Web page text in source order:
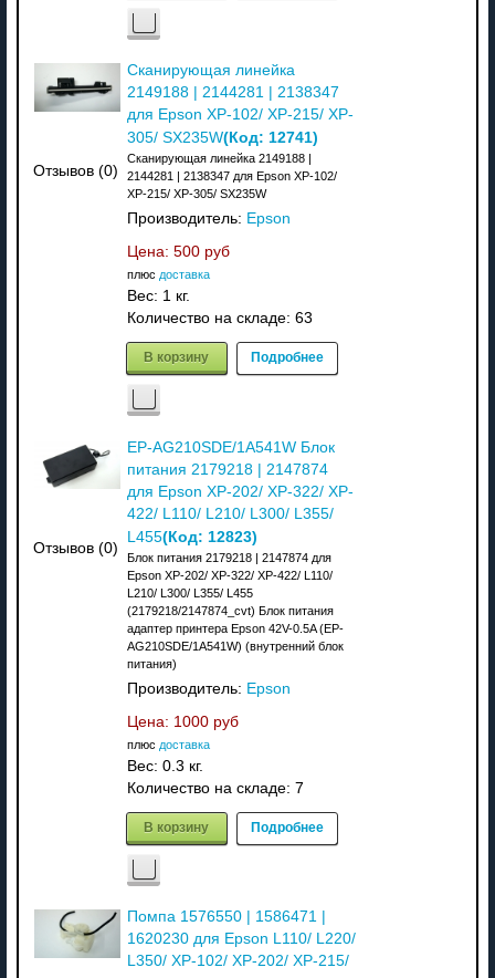
Отзывов (0)
Сканирующая линейка
2149188 | 2144281 | 2138347
для Epson XP-102/ XP-215/ XP-
305/ SX235W(Код: 12741)
Сканирующая линейка 2149188 |
2144281 | 2138347 для Epson XP-102/
XP-215/ XP-305/ SX235W
Производитель: Epson
Цена: 500 руб
плюс доставка
Вес: 1 кг.
Количество на складе: 63
В корзину Подробнее
Отзывов (0)
EP-AG210SDE/1A541W Блок
питания 2179218 | 2147874
для Epson XP-202/ XP-322/ XP-
422/ L110/ L210/ L300/ L355/
L455(Код: 12823)
Блок питания 2179218 | 2147874 для
Epson XP-202/ XP-322/ XP-422/ L110/
L210/ L300/ L355/ L455
(2179218/2147874_cvt) Блок питания
адаптер принтера Epson 42V-0.5A (EP-
AG210SDE/1A541W) (внутренний блок
питания)
Производитель: Epson
Цена: 1000 руб
плюс доставка
Вес: 0.3 кг.
Количество на складе: 7
В корзину Подробнее
Помпа 1576550 | 1586471 |
1620230 для Epson L110/ L220/
L350/ XP-102/ XP-202/ XP-215/